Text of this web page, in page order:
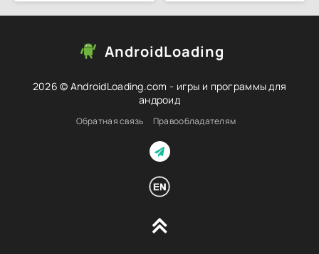
AndroidLoading
2026 © AndroidLoading.com - игры и программы для
андроид
Обратная связь Правообладателям